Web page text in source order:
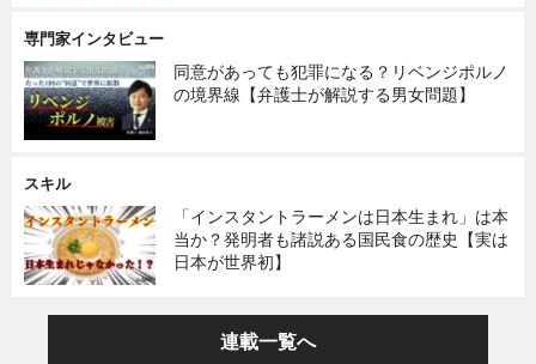
専門家インタビュー
同意があっても犯罪になる？リベンジポルノ
の境界線【弁護士が解説する男女問題】
スキル
「インスタントラーメンは日本生まれ」は本
当か？発明者も諸説ある国民食の歴史【実は
日本が世界初】
連載一覧へ